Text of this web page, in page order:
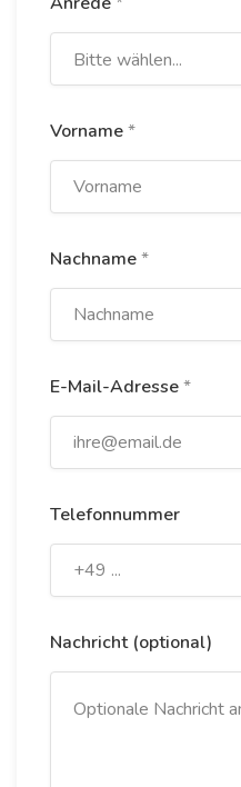
Bitte wählen...
Vorname*
Nachname*
E-Mail-Adresse*
Telefonnummer
Nachricht (optional)